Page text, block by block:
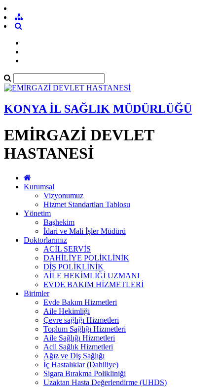
KONYA İL SAĞLIK MÜDÜRLÜĞÜ
EMİRGAZİ DEVLET
HASTANESİ
Kurumsal
Vizyonumuz
Hizmet Standartları Tablosu
Yönetim
Başhekim
İdari ve Mali İşler Müdürü
Doktorlarımız
ACİL SERVİS
DAHİLİYE POLİKLİNİK
DİŞ POLİKLİNİK
AİLE HEKİMLİĞİ UZMANI
EVDE BAKIM HİZMETLERİ
Birimler
Evde Bakım Hizmetleri
Aile Hekimliği
Çevre sağlığı Hizmetleri
Toplum Sağlığı Hizmetleri
Aile Sağlığı Hizmetleri
Acil Sağlık Hizmetleri
Ağız ve Diş Sağlığı
İç Hastalıklar (Dahiliye)
Sigara Bırakma Polikliniği
Uzaktan Hasta Değerlendirme (UHDS)